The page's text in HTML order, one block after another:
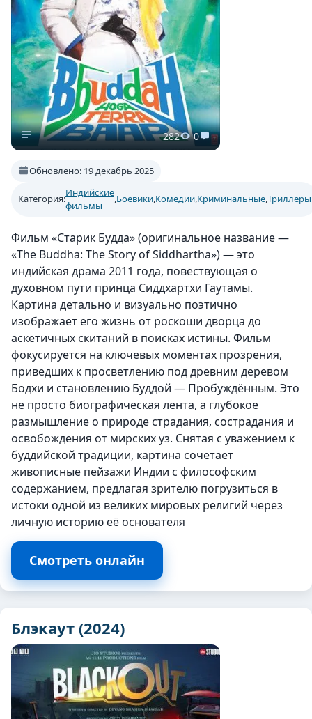
282 0
Обновлено: 19 декабрь 2025
Категория:
Индийские
фильмы
,Боевики,Комедии,Криминальные,Триллеры
Фильм «Старик Будда» (оригинальное название —
«The Buddha: The Story of Siddhartha») — это
индийская драма 2011 года, повествующая о
духовном пути принца Сиддхартхи Гаутамы.
Картина детально и визуально поэтично
изображает его жизнь от роскоши дворца до
аскетичных скитаний в поисках истины. Фильм
фокусируется на ключевых моментах прозрения,
приведших к просветлению под древним деревом
Бодхи и становлению Буддой — Пробуждённым. Это
не просто биографическая лента, а глубокое
размышление о природе страдания, сострадания и
освобождения от мирских уз. Снятая с уважением к
буддийской традиции, картина сочетает
живописные пейзажи Индии с философским
содержанием, предлагая зрителю погрузиться в
истоки одной из великих мировых религий через
личную историю её основателя
Смотреть онлайн
Блэкаут (2024)